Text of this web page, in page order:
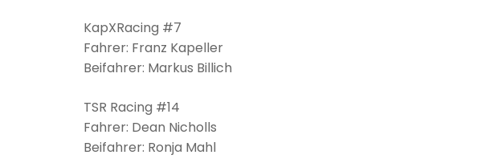
KapXRacing #7
Fahrer: Franz Kapeller
Beifahrer: Markus Billich
TSR Racing #14
Fahrer: Dean Nicholls
Beifahrer: Ronja Mahl